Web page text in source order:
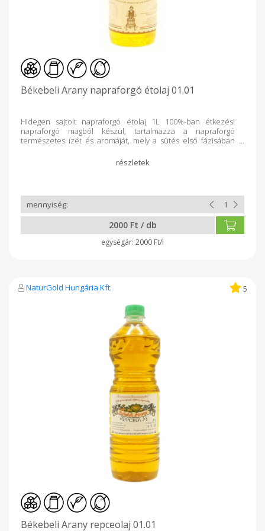
Békebeli Arany napraforgó étolaj 01.01
Hidegen sajtolt napraforgó étolaj 1L 100%-ban étkezési
napraforgó magból készül, tartalmazza a napraforgó
természetes ízét és aromáját, mely a sütés első fázisában
eszközökkel előállított első osztályú étolaj. Felhasználási
javaslat: kitűnően alkalmas sütéshez, főzéshez, grillezéshez
helyen. Átlagos tápérték/100g Energia: 3700 kJ / 900 kcal Zsír:
100 g amelyből telített zsírsavak: 12 g Szénhidrát: 0 g amelyből
cukor: 0 g Fehérje: 0 g Só: 0 g
2000 Ft / db
2000 Ft/l
NaturGold Hungária Kft. 5
Békebeli Arany repceolaj 01.01